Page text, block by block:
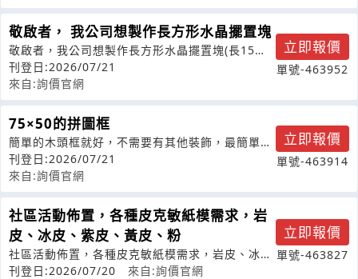
敬啟者， 我公司想製作長方形水晶擺置塊
敬啟者，我公司想製作長方形水晶擺置塊(長15公
分,寬8公分,高8公分)，裡面雷射
刊登日:2026/07/21
來自:詢價官網
立即報價
單號-463952
75×50的拼圖框
簡單的木頭框就好，不需要有其他裝飾，最簡單的
那種
刊登日:2026/07/21
來自:詢價官網
立即報價
單號-463914
社區活動佈置，各種皮克敏紙模需求，岩
皮、冰皮、紫皮、黃皮、粉
社區活動佈置，各種皮克敏紙模需求，岩皮、冰
皮、紫皮、黃皮、粉皮，大約各50份
刊登日:2026/07/20 來自:詢價官網
立即報價
單號-463827